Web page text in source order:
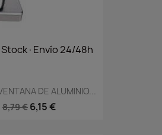
Stock·Envío 24/48h
DE ALUMINIO...
8,79 € 6,15 €